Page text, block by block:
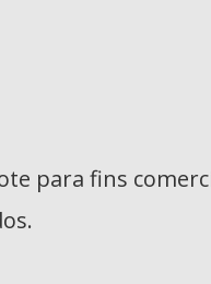
para fins